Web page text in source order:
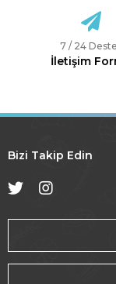
7 / 24
İletişim
Bizi Takip Edin